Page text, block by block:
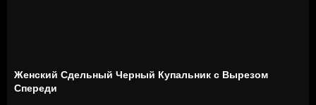
Женский Сдельный Черный Купальник с Вырезом
Спереди